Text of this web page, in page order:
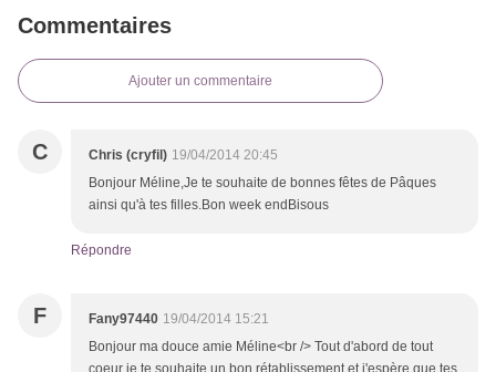
Commentaires
Ajouter un commentaire
C Chris (cryfil) 19/04/2014 20:45
Bonjour Méline,Je te souhaite de bonnes fêtes de Pâques
ainsi qu'à tes filles.Bon week endBisous
Répondre
F Fany97440 19/04/2014 15:21
Bonjour ma douce amie Méline<br /> Tout d'abord de tout
coeur je te souhaite un bon rétablissement et j'espère que tes